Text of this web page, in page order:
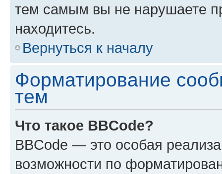
тем самым вы не нарушаете
находитесь.
Вернуться к началу
Форматирование
тем
Что такое BBCode?
BBCode — это особая
возможности по